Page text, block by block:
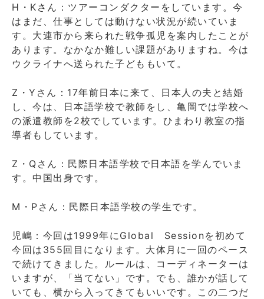
H・Kさん：ツアーコンダクターをしています。今
はまだ、仕事としては動けない状況が続いていま
す。大連市から来られた戦争孤児を案内したことが
あります。なかなか難しい課題がありますね。今は
ウクライナへ送られた子どももいて。
Z・Yさん：17年前日本に来て、日本人の夫と結婚
し、今は、日本語学校で教師をし、亀岡では学校へ
の派遣教師を2校でしています。ひまわり教室の指
導者もしています。
Z・Qさん：民際日本語学校で日本語を学んでいま
す。中国出身です。
M・Pさん：民際日本語学校の学生です。
児嶋：今回は1999年にGlobal Sessionを初めて
今回は355回目になります。大体月に一回のペース
で続けてきました。ルールは、コーディネーターは
いますが、「当てない」です。でも、誰かが話して
いても、横から入ってきてもいいです。この二つだ